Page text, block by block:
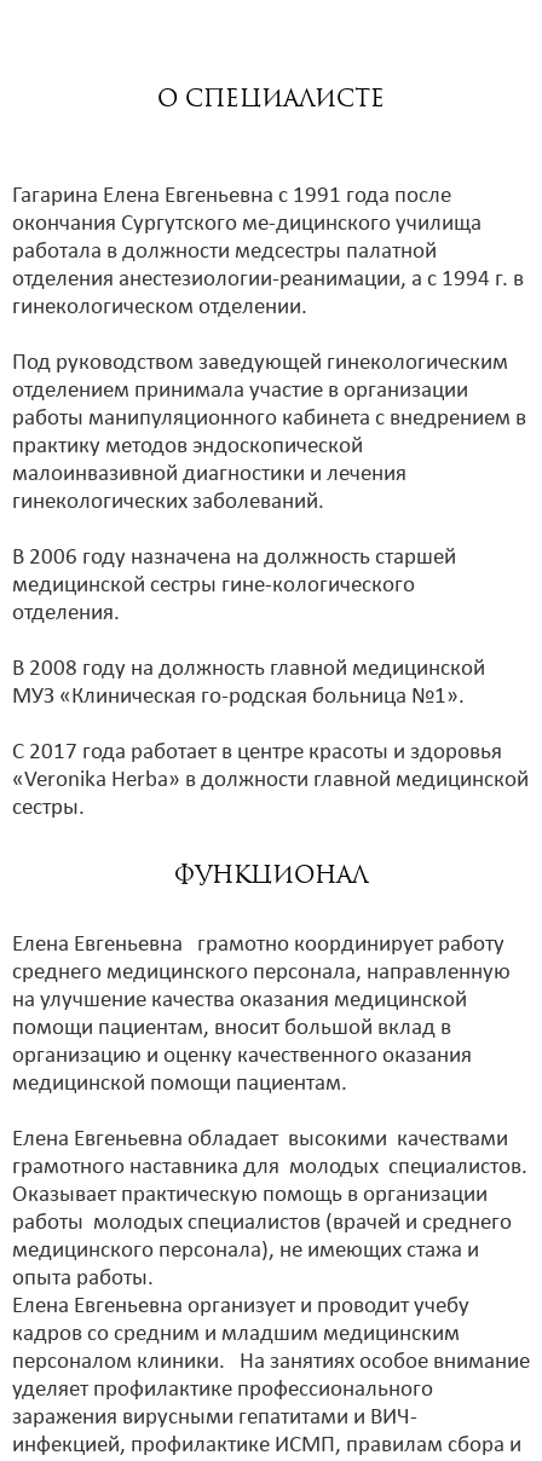
о СПЕЦИАЛИСТЕ
Гагарина Елена Евгеньевна с 1991 года после
окончания Сургутского ме-дицинского училища
работала в должности медсестры палатной
отделения анестезиологии-реанимации, а с 1994 г. в
гинекологическом отделении.
Под руководством заведующей гинекологическим
отделением принимала участие в организации
работы манипуляционного кабинета c внедрением в
практику методов эндоскопической
малоинвазивной диагностики и лечения
гинекологических заболеваний.
В 2006 году назначена на должность старшей
медицинской сестры гине-кологического
отделения.
В 2008 году на должность главной медицинской
МУЗ «Клиническая го-родская больница №1».
С 2017 года работает в центре красоты и здоровья
«Veronika Herba» в должности главной медицинской
сестры.
Функционал
Елена Евгеньевна грамотно координирует работу
среднего медицинского персонала, направленную
на улучшение качества оказания медицинской
помощи пациентам, вносит большой вклад в
организацию и оценку качественного оказания
медицинской помощи пациентам.
Елена Евгеньевна обладает высокими качествами
грамотного наставника для молодых специалистов.
Оказывает практическую помощь в организации
работы молодых специалистов (врачей и среднего
медицинского персонала), не имеющих стажа и
опыта работы.
Елена Евгеньевна организует и проводит учебу
кадров со средним и младшим медицинским
персоналом клиники. На занятиях особое внимание
уделяет профилактике профессионального
заражения вирусными гепатитами и ВИЧ-
инфекцией, профилактике ИСМП, правилам сбора и